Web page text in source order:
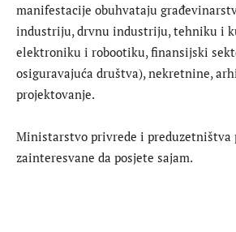
manifestacije obuhvataju
industriju, drvnu industriju, tehniku i
elektroniku i robootiku, finansijski
osiguravajuća društva), nekretnine,
projektovanje.
Ministarstvo privrede i preduzetništva
zainteresvane da posjete sajam.